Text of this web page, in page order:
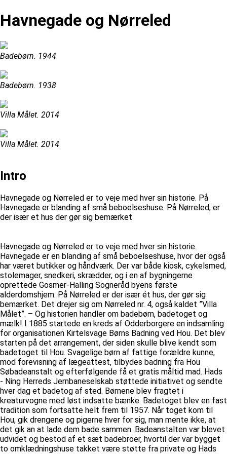
Havnegade og Nørreled
Badebørn. 1944
Badebørn. 1938
Villa Målet. 2014
Villa Målet. 2014
Intro
Havnegade og Nørreled er to veje med hver sin historie. På
Havnegade er blanding af små beboelseshuse. På Nørreled, er
der især et hus der gør sig bemærket
Havnegade og Nørreled er to veje med hver sin historie.
Havnegade er en blanding af små beboelseshuse, hvor der også
har været butikker og håndværk. Der var både kiosk, cykelsmed,
stolemager, snedkeri, skrædder, og i en af bygningerne
oprettede Gosmer-Halling Sogneråd byens første
alderdomshjem. På Nørreled er der især ét hus, der gør sig
bemærket. Det drejer sig om Nørreled nr. 4, også kaldet ”Villa
Målet”. – Og historien handler om badebørn, badetoget og
mælk! I 1885 startede en kreds af Odderborgere en indsamling
for organisationen Kirtelsvage Børns Badning ved Hou. Det blev
starten på det arrangement, der siden skulle blive kendt som
badetoget til Hou. Svagelige børn af fattige forældre kunne,
mod forevisning af lægeattest, tilbydes badning fra Hou
Søbadeanstalt og efterfølgende få et gratis måltid mad. Hads
- Ning Herreds Jernbaneselskab støttede initiativet og sendte
hver dag et badetog af sted. Børnene blev fragtet i
kreaturvogne med løst indsatte bænke. Badetoget blev en fast
tradition som fortsatte helt frem til 1957. Når toget kom til
Hou, gik drengene og pigerne hver for sig, man mente ikke, at
det gik an at lade dem bade sammen. Badeanstalten var blevet
udvidet og bestod af et sæt badebroer, hvortil der var bygget
to omklædningshuse takket være støtte fra private og Hads